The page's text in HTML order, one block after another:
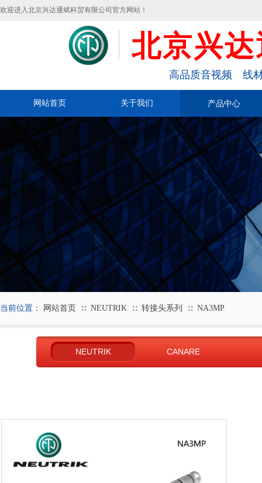
欢迎进入北京兴达通斌科贸有限公司官方网站！
北京兴
高品质音视频 线
网站首页 关于我们 产品中心
当前位置： 网站首页 ∷ NEUTRIK ∷ 转接头系列 ∷ NA3MP
NEUTRIK CANARE